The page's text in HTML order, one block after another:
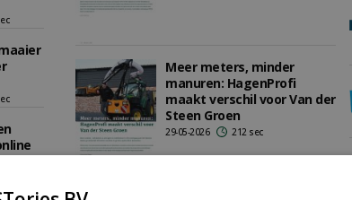
Meer meters, minder
manuren: HagenProfi
maakt verschil voor Van der
Steen Groen
29-05-2026 212 sec